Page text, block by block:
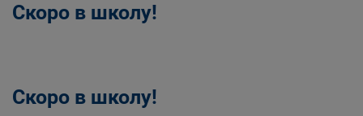
Скоро в школу!
Скоро в школу!